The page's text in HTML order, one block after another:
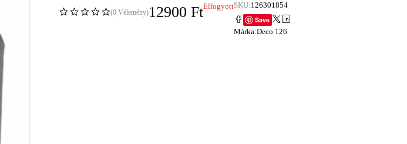
(0 Vélemény)12900 FtElfogyottSKU:126301854
Save
Márka:Deco 126